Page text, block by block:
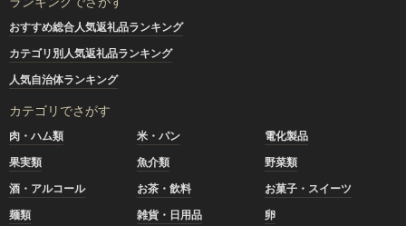
おすすめ総合人気返礼品ランキング
カテゴリ別人気返礼品ランキング
人気自治体ランキング
カテゴリでさがす
肉・ハム類 米・パン
電化製品
果実類
魚介類
野菜類
酒・アルコール
お茶・飲料
お菓子・スイーツ
麺類
雑貨・日用品
卵